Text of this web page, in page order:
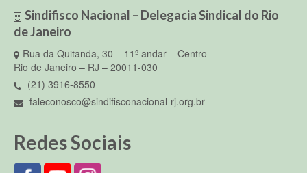
Sindifisco Nacional – Delegacia Sindical do Rio
de Janeiro
Rua da Quitanda, 30 – 11º andar – Centro
Rio de Janeiro – RJ – 20011-030
(21) 3916-8550
faleconosco@sindifisconacional-rj.org.br
Redes Sociais